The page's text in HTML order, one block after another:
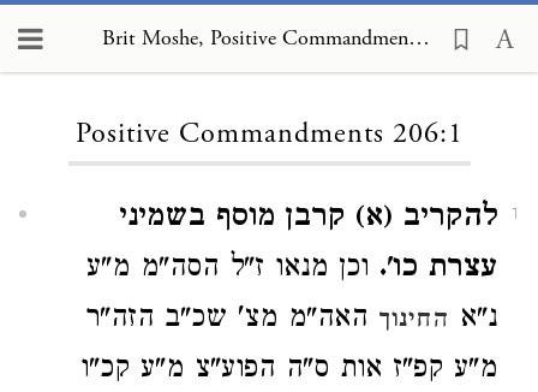
Brit Moshe, Positive Commandments 206:1
Positive Commandments 206:1
1
להקריב (א) קרבן מוסף בשמיני
עצרת כו'. וכן מנאו ז"ל הסה"מ מ"ע
נ"א החינוך האה"מ מצ' שכ"ב הזה"ר
מ"ע קפ"ז אות ס"ה הפוע"צ מ"ע קכ"ו